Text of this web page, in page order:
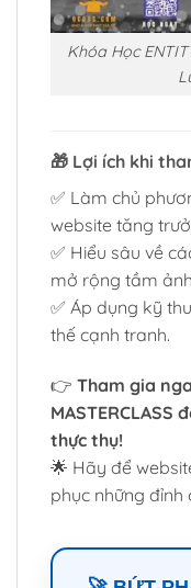
Khóa Học
🎁 Lợi ích khi
✅ Làm chủ
website tăng
✅ Hiểu sâu về
mở rộng tầm
✅ Áp dụng kỹ
thế cạnh tranh.
👉 Tham gia
MASTERCLASS
thực thụ!
🌟 Hãy để
phục những đỉnh